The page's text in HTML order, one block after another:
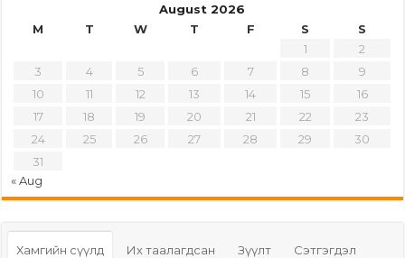
August 2026
M
T W T F S
S
1
2
3
4 5 6 7 8
9
10
11 12 13 14 15
16
17
18 19 20 21 22
23
24
25 26 27 28 29
30
31
« Aug
Хамгийн сүүлд Их таалагдсан Зүүлт Сэтгэгдэл